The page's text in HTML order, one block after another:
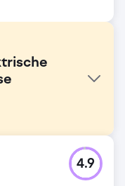
inconsistent
4.9